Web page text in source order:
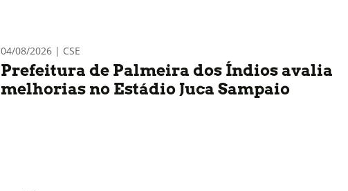
04/08/2026 | CSE
Prefeitura de Palmeira dos Índios avalia
melhorias no Estádio Juca Sampaio